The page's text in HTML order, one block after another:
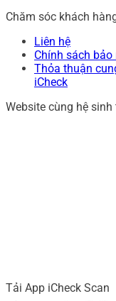
Chăm sóc khách
Liên hệ
Chính sách bảo
Thỏa thuận
iCheck
Website cùng hệ sinh
Tải App iCheck Scan